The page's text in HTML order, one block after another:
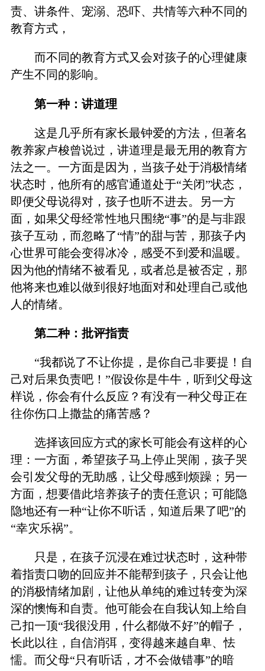
责、讲条件、宠溺、恐吓、共情等六种不同的
教育方式，
而不同的教育方式又会对孩子的心理健康
产生不同的影响。
第一种：讲道理
这是几乎所有家长最钟爱的方法，但著名
教养家卢梭曾说过，讲道理是最无用的教育方
法之一。一方面是因为，当孩子处于消极情绪
状态时，他所有的感官通道处于“关闭”状态，
即便父母说得对，孩子也听不进去。另一方
面，如果父母经常性地只围绕“事”的是与非跟
孩子互动，而忽略了“情”的甜与苦，那孩子内
心世界可能会变得冰冷，感受不到爱和温暖。
因为他的情绪不被看见，或者总是被否定，那
他将来也难以做到很好地面对和处理自己或他
人的情绪。
第二种：批评指责
“我都说了不让你提，是你自己非要提！自
己对后果负责吧！”假设你是牛牛，听到父母这
样说，你会有什么反应？有没有一种父母正在
往你伤口上撒盐的痛苦感？
选择该回应方式的家长可能会有这样的心
理：一方面，希望孩子马上停止哭闹，孩子哭
会引发父母的无助感，让父母感到烦躁；另一
方面，想要借此培养孩子的责任意识；可能隐
隐地还有一种“让你不听话，知道后果了吧”的
“幸灾乐祸”。
只是，在孩子沉浸在难过状态时，这种带
着指责口吻的回应并不能帮到孩子，只会让他
的消极情绪加剧，让他从单纯的难过转变为深
深的懊悔和自责。他可能会在自我认知上给自
己扣一顶“我很没用，什么都做不好”的帽子，
长此以往，自信消弭，变得越来越自卑、怯
懦。而父母“只有听话，才不会做错事”的暗